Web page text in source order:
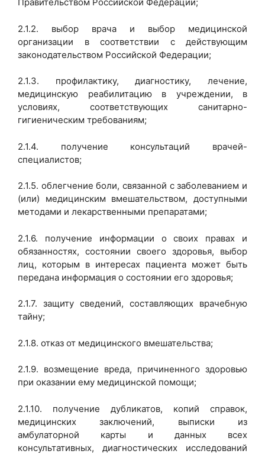
2.1.2. выбор врача и выбор медицинской
организации в соответствии с действующим
законодательством Российской Федерации;
2.1.3. профилактику, диагностику, лечение,
медицинскую реабилитацию в учреждении, в
условиях, соответствующих санитарно-
гигиеническим требованиям;
2.1.4. получение консультаций врачей-
специалистов;
2.1.5. облегчение боли, связанной с заболеванием и
(или) медицинским вмешательством, доступными
методами и лекарственными препаратами;
2.1.6. получение информации о своих правах и
обязанностях, состоянии своего здоровья, выбор
лиц, которым в интересах пациента может быть
передана информация о состоянии его здоровья;
2.1.7. защиту сведений, составляющих врачебную
тайну;
2.1.8. отказ от медицинского вмешательства;
2.1.9. возмещение вреда, причиненного здоровью
при оказании ему медицинской помощи;
2.1.10. получение дубликатов, копий справок,
медицинских заключений, выписки из
амбулаторной карты и данных всех
консультативных, диагностических исследований